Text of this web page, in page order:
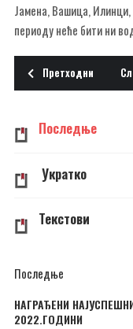
Јамена, Вашица,
периоду неће бити ни
Претходни чланак:
Претходни
Последње
Укратко
Текстови
Последње
НАГРАЂЕНИ
2022.ГОДИНИ